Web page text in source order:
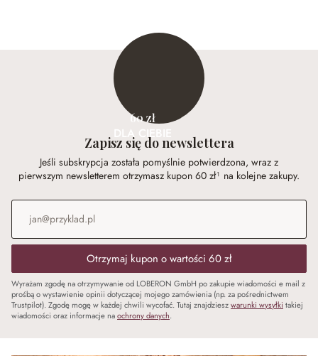
60 zł
DLA CIEBIE
Zapisz się do newslettera
Jeśli subskrypcja została pomyślnie potwierdzona, wraz z
pierwszym newsletterem otrzymasz kupon 60 zł¹ na kolejne zakupy.
Adres e-mail
Otrzymaj kupon o wartości 60 zł
Wyrażam zgodę na otrzymywanie od LOBERON GmbH po zakupie wiadomości e mail z
prośbą o wystawienie opinii dotyczącej mojego zamówienia (np. za pośrednictwem
Trustpilot). Zgodę mogę w każdej chwili wycofać. Tutaj znajdzieszwarunki wysyłki takiej
wiadomości oraz informacje naochrony danych.